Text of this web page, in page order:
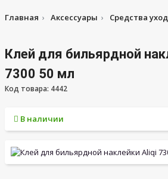
Главная Аксессуары Средства
Клей для бильярдной
7300 50 мл
Код товара: 4442
В наличии